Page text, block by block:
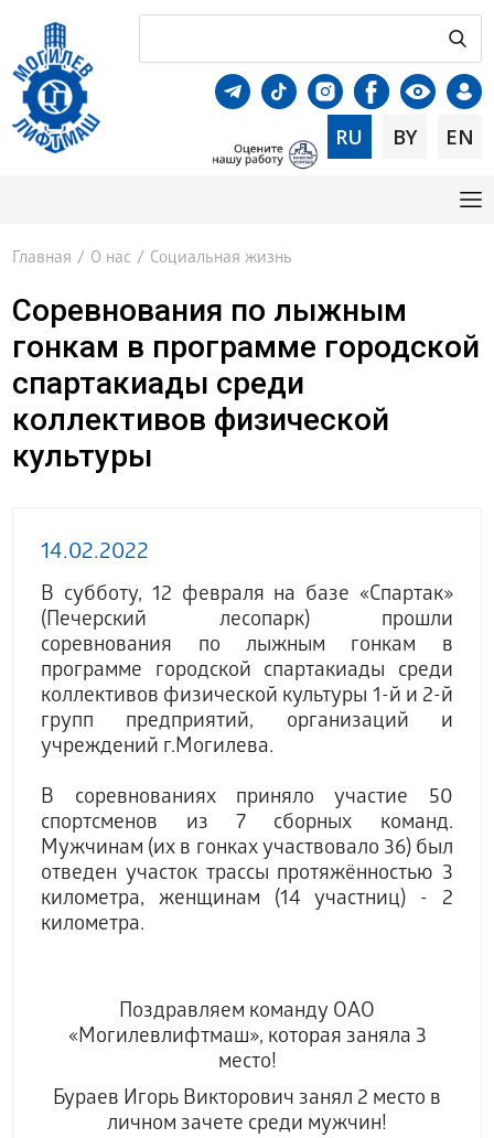
RU BY EN
Главная / О нас / Социальная жизнь
Соревнования по лыжным
гонкам в программе городской
спартакиады среди
коллективов физической
культуры
14.02.2022
В субботу, 12 февраля на базе «Спартак»
(Печерский лесопарк) прошли
соревнования по лыжным гонкам в
программе городской спартакиады среди
коллективов физической культуры 1-й и 2-й
групп предприятий, организаций и
учреждений г.Могилева.
В соревнованиях приняло участие 50
спортсменов из 7 сборных команд.
Мужчинам (их в гонках участвовало 36) был
отведен участок трассы протяжённостью 3
километра, женщинам (14 участниц) - 2
километра.
Поздравляем команду ОАО
«Могилевлифтмаш», которая заняла 3
место!
Бураев Игорь Викторович занял 2 место в
личном зачете среди мужчин!